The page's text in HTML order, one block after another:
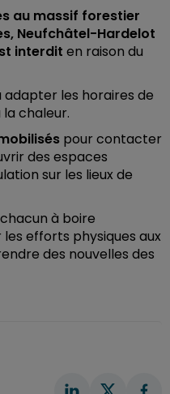
au massif forestier
Neufchâtel-Hardelot
interdit en raison du
adapter les horaires de
chaleur.
pour contacter
des espaces
sur les lieux de
à boire
efforts physiques aux
des nouvelles des